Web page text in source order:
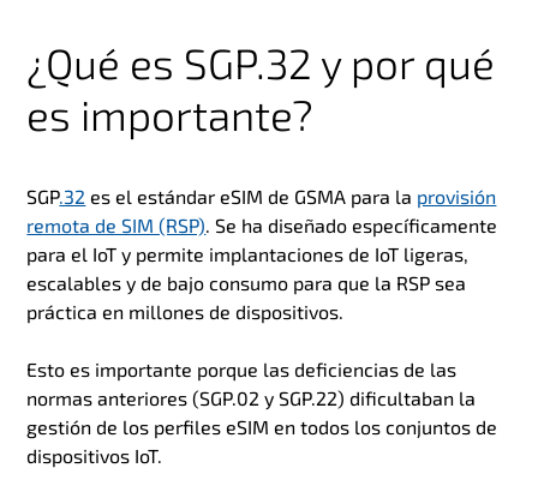
¿Qué es SGP.32 y por qué
es importante?
SGP.32 es el estándar eSIM de GSMA para la provisión
remota de SIM (RSP). Se ha diseñado específicamente
para el IoT y permite implantaciones de IoT ligeras,
escalables y de bajo consumo para que la RSP sea
práctica en millones de dispositivos.
Esto es importante porque las deficiencias de las
normas anteriores (SGP.02 y SGP.22) dificultaban la
gestión de los perfiles eSIM en todos los conjuntos de
dispositivos IoT.